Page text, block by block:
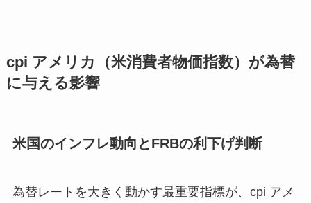
cpi アメリカ（米消費者物価指数）が為替
に与える影響
米国のインフレ動向とFRBの利下げ判断
為替レートを大きく動かす最重要指標が、cpi アメ